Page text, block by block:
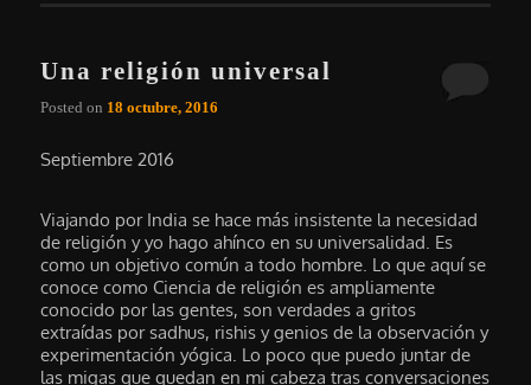
Una religión universal
Posted on 18 octubre, 2016
Septiembre 2016
Viajando por India se hace más insistente la necesidad
de religión y yo hago ahínco en su universalidad. Es
como un objetivo común a todo hombre. Lo que aquí se
conoce como Ciencia de religión es ampliamente
conocido por las gentes, son verdades a gritos
extraídas por sadhus, rishis y genios de la observación y
experimentación yógica. Lo poco que puedo juntar de
las migas que quedan en mi cabeza tras conversaciones